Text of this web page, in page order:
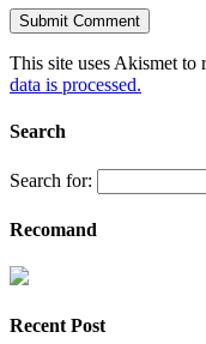
This site uses Akismet to
data is processed.
Search
Search for:
Recomand
Recent Post